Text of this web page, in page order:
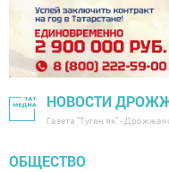
НОВОСТИ
Газета "Туган як" -
ОБЩЕСТВО